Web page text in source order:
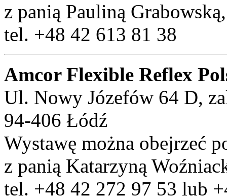
z panią Pauliną Grabowską,
tel. +48 42 613 81 38
Amcor Flexible Reflex
Ul. Nowy Józefów 64 D,
94-406 Łódź
Wystawę można obejrzeć
z panią Katarzyną
tel. +48 42 272 97 53 lub